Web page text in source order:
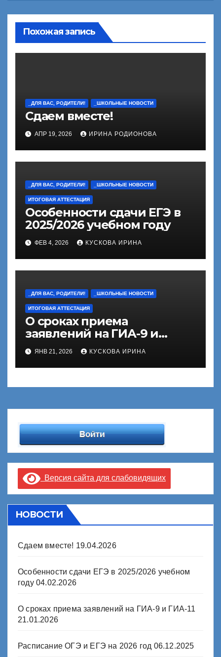
Похожая запись
_ДЛЯ ВАС, РОДИТЕЛИ! _ШКОЛЬНЫЕ НОВОСТИ
Сдаем вместе!
АПР 19, 2026 ИРИНА РОДИОНОВА
_ДЛЯ ВАС, РОДИТЕЛИ! _ШКОЛЬНЫЕ НОВОСТИ
ИТОГОВАЯ АТТЕСТАЦИЯ
Особенности сдачи ЕГЭ в
2025/2026 учебном году
ФЕВ 4, 2026 КУСКОВА ИРИНА
_ДЛЯ ВАС, РОДИТЕЛИ! _ШКОЛЬНЫЕ НОВОСТИ
ИТОГОВАЯ АТТЕСТАЦИЯ
О сроках приема
заявлений на ГИА-9 и
ГИА-11
ЯНВ 21, 2026 КУСКОВА ИРИНА
Версия сайта для слабовидящих
НОВОСТИ
Сдаем вместе! 19.04.2026
Особенности сдачи ЕГЭ в 2025/2026 учебном
году 04.02.2026
О сроках приема заявлений на ГИА-9 и ГИА-11
21.01.2026
Расписание ОГЭ и ЕГЭ на 2026 год 06.12.2025